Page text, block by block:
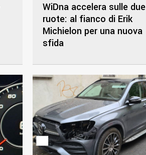
WiDna accelera sulle due
ruote: al fianco di Erik
Michielon per una nuova
sfida